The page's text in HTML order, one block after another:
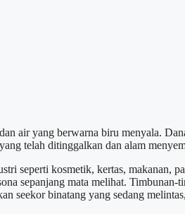
air yang berwarna biru menyala.
telah ditinggalkan dan alam
seperti kosmetik, kertas, makanan,
sepanjang mata melihat.
seekor binatang yang sedang